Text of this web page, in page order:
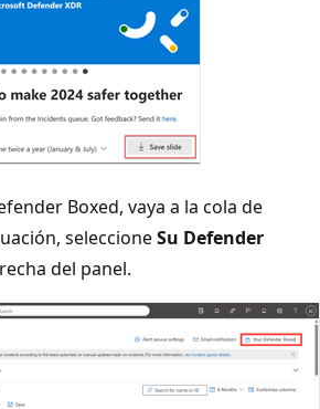
Boxed, vaya a la cola de
seleccioneSu Defender
del panel.